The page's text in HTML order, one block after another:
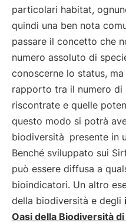
particolari habitat,
quindi una ben nota
passare il concetto che
numero assoluto di
conoscerne lo status,
rapporto tra il numero di
riscontrate e quelle
questo modo si potrà
biodiversità presente in
Benché sviluppato sui
può essere diffusa a
bioindicatori. Un altro
della biodiversità e degli
Oasi della Biodiversità